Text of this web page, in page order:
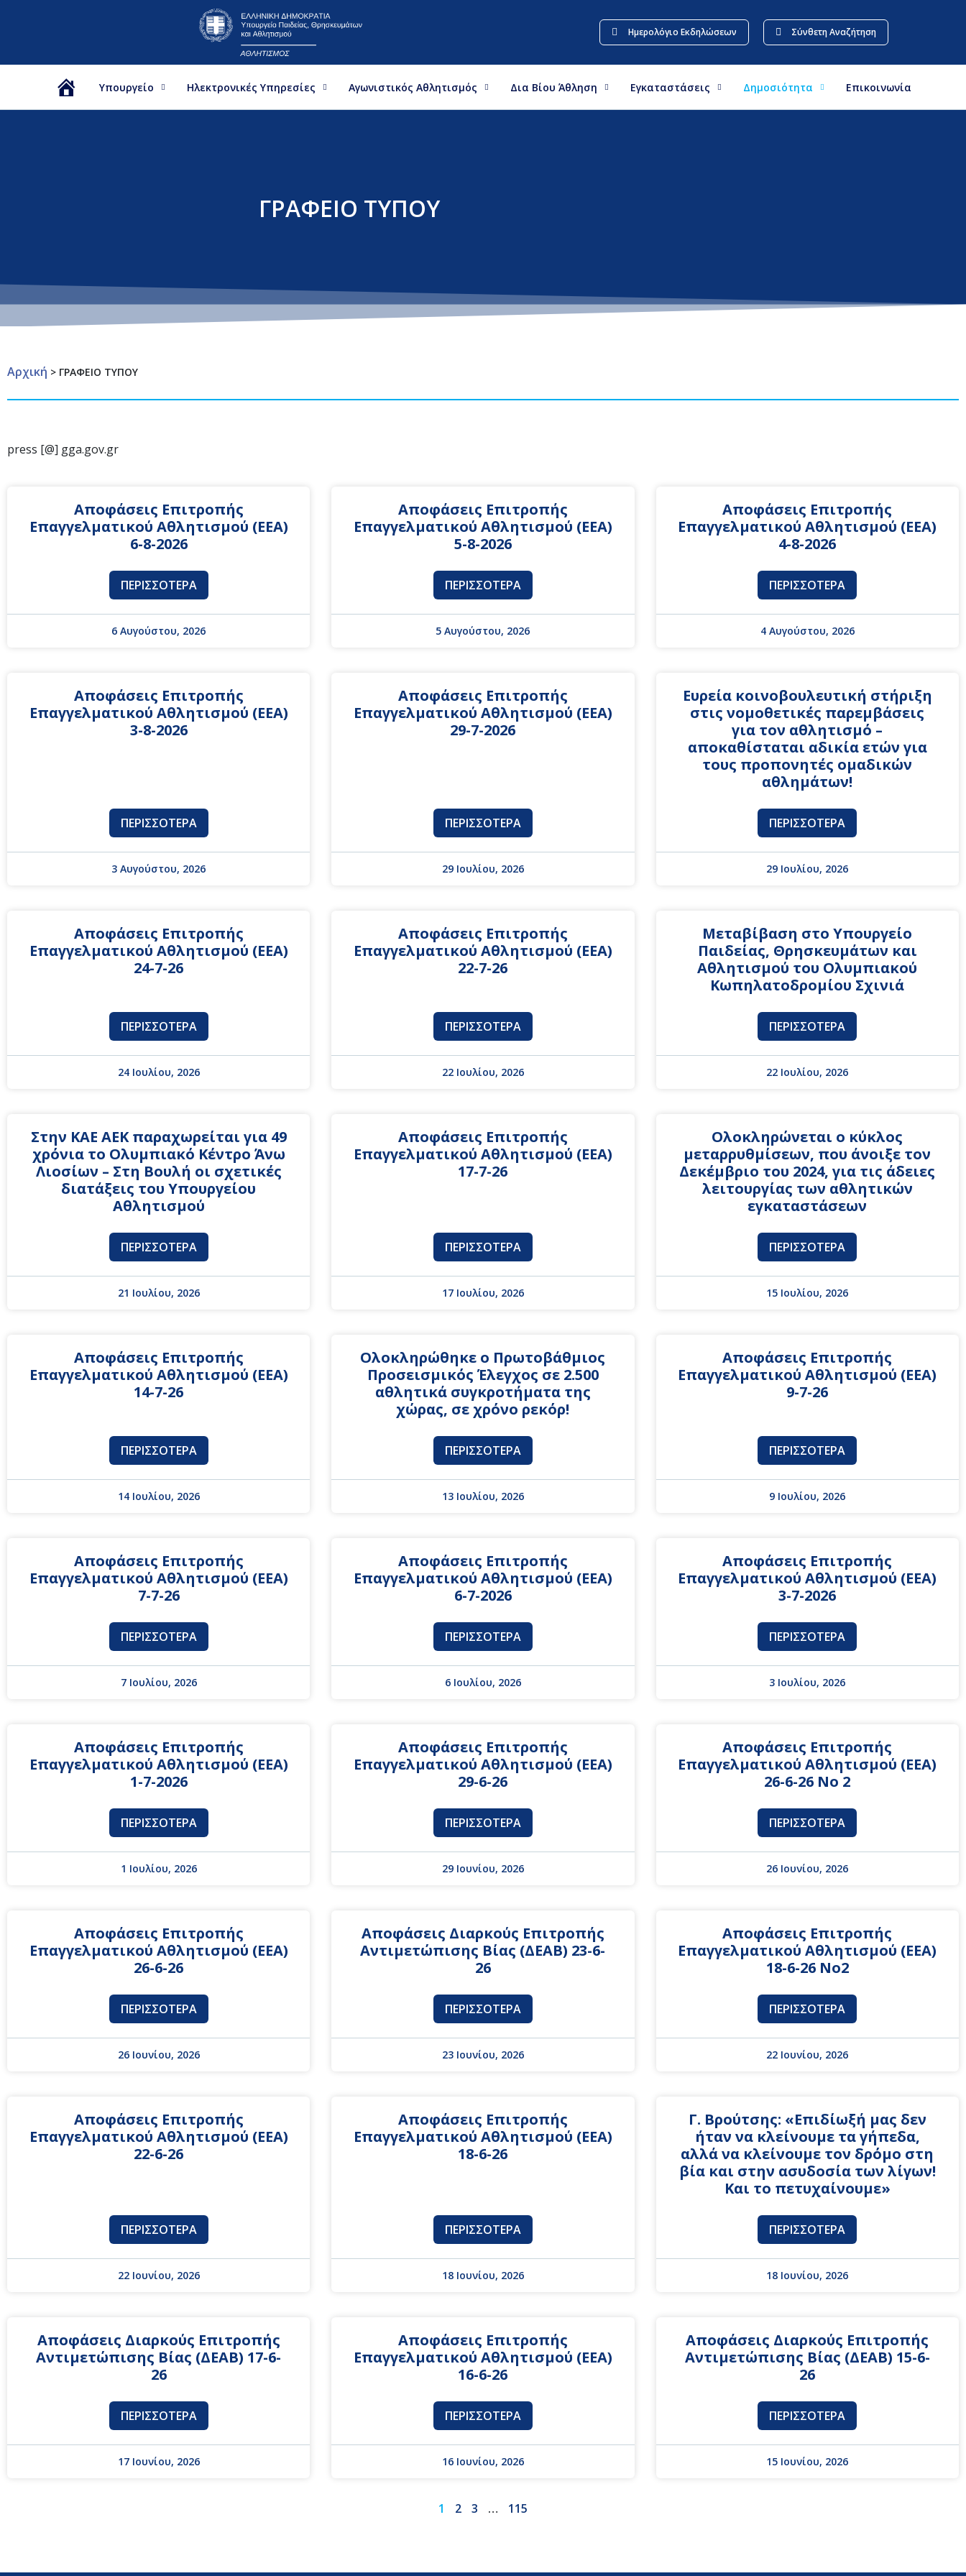
Ημερολόγιο Εκδηλώσεων Σύνθετη Αναζήτηση
Αρχική
Υπουργείο Ηλεκτρονικές Υπηρεσίες Αγωνιστικός Αθλητισμός Δια Βίου Άθληση Εγκαταστάσεις Δημοσιότητα Επικοινωνία
ΓΡΑΦΕΙΟ ΤΥΠΟΥ
Αρχική > ΓΡΑΦΕΙΟ ΤΥΠΟΥ
press [@] gga.gov.gr
Αποφάσεις Επιτροπής
Επαγγελματικού Αθλητισμού (ΕΕΑ)
6-8-2026
ΠΕΡΙΣΣΌΤΕΡΑ
6 Αυγούστου, 2026
Αποφάσεις Επιτροπής
Επαγγελματικού Αθλητισμού (ΕΕΑ)
5-8-2026
ΠΕΡΙΣΣΌΤΕΡΑ
5 Αυγούστου, 2026
Αποφάσεις Επιτροπής
Επαγγελματικού Αθλητισμού (ΕΕΑ)
4-8-2026
ΠΕΡΙΣΣΌΤΕΡΑ
4 Αυγούστου, 2026
Αποφάσεις Επιτροπής
Επαγγελματικού Αθλητισμού (ΕΕΑ)
3-8-2026
ΠΕΡΙΣΣΌΤΕΡΑ
3 Αυγούστου, 2026
Αποφάσεις Επιτροπής
Επαγγελματικού Αθλητισμού (ΕΕΑ)
29-7-2026
ΠΕΡΙΣΣΌΤΕΡΑ
29 Ιουλίου, 2026
Ευρεία κοινοβουλευτική στήριξη
στις νομοθετικές παρεμβάσεις
για τον αθλητισμό –
αποκαθίσταται αδικία ετών για
τους προπονητές ομαδικών
αθλημάτων!
ΠΕΡΙΣΣΌΤΕΡΑ
29 Ιουλίου, 2026
Αποφάσεις Επιτροπής
Επαγγελματικού Αθλητισμού (ΕΕΑ)
24-7-26
ΠΕΡΙΣΣΌΤΕΡΑ
24 Ιουλίου, 2026
Αποφάσεις Επιτροπής
Επαγγελματικού Αθλητισμού (ΕΕΑ)
22-7-26
ΠΕΡΙΣΣΌΤΕΡΑ
22 Ιουλίου, 2026
Μεταβίβαση στο Υπουργείο
Παιδείας, Θρησκευμάτων και
Αθλητισμού του Ολυμπιακού
Κωπηλατοδρομίου Σχινιά
ΠΕΡΙΣΣΌΤΕΡΑ
22 Ιουλίου, 2026
Στην ΚΑΕ ΑΕΚ παραχωρείται για 49
χρόνια το Ολυμπιακό Κέντρο Άνω
Λιοσίων – Στη Βουλή οι σχετικές
διατάξεις του Υπουργείου
Αθλητισμού
ΠΕΡΙΣΣΌΤΕΡΑ
21 Ιουλίου, 2026
Αποφάσεις Επιτροπής
Επαγγελματικού Αθλητισμού (ΕΕΑ)
17-7-26
ΠΕΡΙΣΣΌΤΕΡΑ
17 Ιουλίου, 2026
Ολοκληρώνεται ο κύκλος
μεταρρυθμίσεων, που άνοιξε τον
Δεκέμβριο του 2024, για τις άδειες
λειτουργίας των αθλητικών
εγκαταστάσεων
ΠΕΡΙΣΣΌΤΕΡΑ
15 Ιουλίου, 2026
Αποφάσεις Επιτροπής
Επαγγελματικού Αθλητισμού (ΕΕΑ)
14-7-26
ΠΕΡΙΣΣΌΤΕΡΑ
14 Ιουλίου, 2026
Ολοκληρώθηκε ο Πρωτοβάθμιος
Προσεισμικός Έλεγχος σε 2.500
αθλητικά συγκροτήματα της
χώρας, σε χρόνο ρεκόρ!
ΠΕΡΙΣΣΌΤΕΡΑ
13 Ιουλίου, 2026
Αποφάσεις Επιτροπής
Επαγγελματικού Αθλητισμού (ΕΕΑ)
9-7-26
ΠΕΡΙΣΣΌΤΕΡΑ
9 Ιουλίου, 2026
Αποφάσεις Επιτροπής
Επαγγελματικού Αθλητισμού (ΕΕΑ)
7-7-26
ΠΕΡΙΣΣΌΤΕΡΑ
7 Ιουλίου, 2026
Αποφάσεις Επιτροπής
Επαγγελματικού Αθλητισμού (ΕΕΑ)
6-7-2026
ΠΕΡΙΣΣΌΤΕΡΑ
6 Ιουλίου, 2026
Αποφάσεις Επιτροπής
Επαγγελματικού Αθλητισμού (ΕΕΑ)
3-7-2026
ΠΕΡΙΣΣΌΤΕΡΑ
3 Ιουλίου, 2026
Αποφάσεις Επιτροπής
Επαγγελματικού Αθλητισμού (ΕΕΑ)
1-7-2026
ΠΕΡΙΣΣΌΤΕΡΑ
1 Ιουλίου, 2026
Αποφάσεις Επιτροπής
Επαγγελματικού Αθλητισμού (ΕΕΑ)
29-6-26
ΠΕΡΙΣΣΌΤΕΡΑ
29 Ιουνίου, 2026
Αποφάσεις Επιτροπής
Επαγγελματικού Αθλητισμού (ΕΕΑ)
26-6-26 No 2
ΠΕΡΙΣΣΌΤΕΡΑ
26 Ιουνίου, 2026
Αποφάσεις Επιτροπής
Επαγγελματικού Αθλητισμού (ΕΕΑ)
26-6-26
ΠΕΡΙΣΣΌΤΕΡΑ
26 Ιουνίου, 2026
Αποφάσεις Διαρκούς Επιτροπής
Αντιμετώπισης Βίας (ΔΕΑΒ) 23-6-
26
ΠΕΡΙΣΣΌΤΕΡΑ
23 Ιουνίου, 2026
Αποφάσεις Επιτροπής
Επαγγελματικού Αθλητισμού (ΕΕΑ)
18-6-26 No2
ΠΕΡΙΣΣΌΤΕΡΑ
22 Ιουνίου, 2026
Αποφάσεις Επιτροπής
Επαγγελματικού Αθλητισμού (ΕΕΑ)
22-6-26
ΠΕΡΙΣΣΌΤΕΡΑ
22 Ιουνίου, 2026
Αποφάσεις Επιτροπής
Επαγγελματικού Αθλητισμού (ΕΕΑ)
18-6-26
ΠΕΡΙΣΣΌΤΕΡΑ
18 Ιουνίου, 2026
Γ. Βρούτσης: «Επιδίωξή μας δεν
ήταν να κλείνουμε τα γήπεδα,
αλλά να κλείνουμε τον δρόμο στη
βία και στην ασυδοσία των λίγων!
Και το πετυχαίνουμε»
ΠΕΡΙΣΣΌΤΕΡΑ
18 Ιουνίου, 2026
Αποφάσεις Διαρκούς Επιτροπής
Αντιμετώπισης Βίας (ΔΕΑΒ) 17-6-
26
ΠΕΡΙΣΣΌΤΕΡΑ
17 Ιουνίου, 2026
Αποφάσεις Επιτροπής
Επαγγελματικού Αθλητισμού (ΕΕΑ)
16-6-26
ΠΕΡΙΣΣΌΤΕΡΑ
16 Ιουνίου, 2026
Αποφάσεις Διαρκούς Επιτροπής
Αντιμετώπισης Βίας (ΔΕΑΒ) 15-6-
26
ΠΕΡΙΣΣΌΤΕΡΑ
15 Ιουνίου, 2026
1 2 3 … 115